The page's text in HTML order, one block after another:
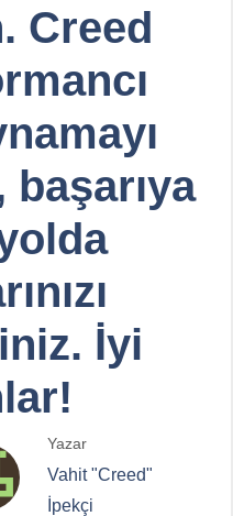
Creed
İyi
Yazar
Vahit "Creed"
İpekçi